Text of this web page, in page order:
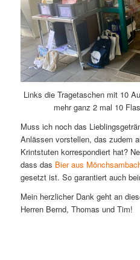
Links die Tragetaschen mit 10
mehr ganz 2 mal 10
Muss ich noch das
Anlässen vorstellen, das zudem
Krintstuten korrespondiert hat?
dass das Bier aus
gesetzt ist. So garantiert auch
Mein herzlicher Dank geht an
Herren Bernd, Thomas und Tim!